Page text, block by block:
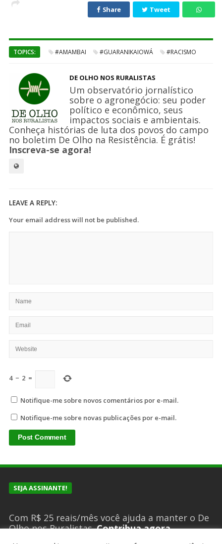
Share Tweet
TOPICS: #AMAMBAI #GUARANIKAIOWÁ #RACISMO
DE OLHO NOS RURALISTAS
Um observatório jornalístico
sobre o agronegócio: seu poder
político e econômico, seus
impactos sociais e ambientais.
Conheça histórias de luta dos povos do campo
no boletim De Olho na Resistência. É grátis!
Inscreva-se agora!
LEAVE A REPLY:
Your email address will not be published.
4 − 2 =
Notifique-me sobre novos comentários por e-mail.
Notifique-me sobre novas publicações por e-mail.
SEJA ASSINANTE!
Com R$ 25 reais/mês você ajuda a manter o De
Olho nos Ruralistas.Contribua agora